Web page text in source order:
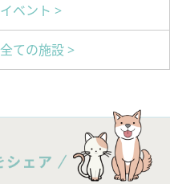
イベント >
全ての施設 >